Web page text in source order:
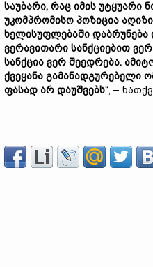
საუბარი, რაც იმის
უკომპრომისო პოზიცია
ხელისუფლებაში
ვერავითარი სანქციებით
სანქცია ვერ შეედრება.
ქვეყანა გამანადგურებელი
ფასად არ დაუშვებს“, –